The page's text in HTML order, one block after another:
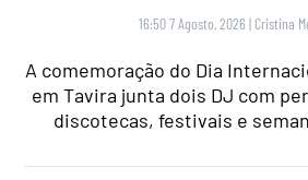
16:50 7 Agosto, 2026 | Cristina
A comemoração do Dia
em Tavira junta dois DJ com
discotecas, festivais e